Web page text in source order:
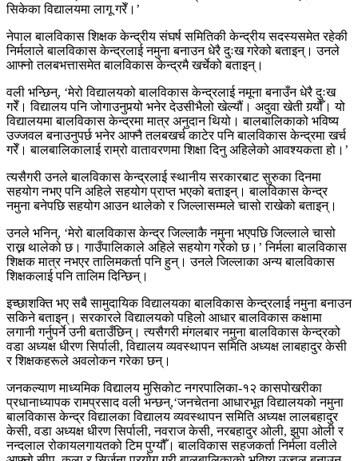
सिकेका विद्यालयमा लागू गरेँ।’
नेपाल बालविकास शिक्षक केन्द्रीय संघर्ष समितिकी केन्द्रीय सदस्यसमेत रहेकी
निर्मलाले बालविकास केन्द्रलाई नमुना बनाउन धेरै दुःख गरेको बताइन्। उनले
आफ्नो तलबभत्तासमेत बालविकास केन्द्रमै खर्चेको बताइन्।
वली भन्छिन्, ‘मेरो विद्यालयको बालविकास केन्द्रलाई नमूना बनाउँन धेरै दुःख
गरेँ। विद्यालय पनि जोगाउनुपर्‍यो भनेर देउसीभैलो खेल्यौं। अदुवा खेती गर्‍यौँ। यो
विद्यालयमा बालविकास केन्द्रमा मात्र अनुदान थियो। बालबालिकाको भविष्य
उज्जवल बनाउनुपर्छ भनेर आफ्नै तलबखर्च काटेर पनि बालविकास केन्द्रमा खर्च
गरेँ। बालबालिकालाई राम्रो वातावरणमा शिक्षा दिनु अहिलेको आवश्यकता हो।’
त्यसैगरी उनले बालविकास केन्द्रलाई स्थानीय सरकारबाट सुरुका दिनमा
सहयोग नभए पनि अहिले सहयोग प्राप्त भएको बताइन्। बालविकास केन्द्र
नमुना बनेपछि सहयोग आउन थालेको र जिल्लासम्मले चासो राखेको बताइन्।
उनले भनिन्, ‘मेरो बालविकास केन्द्र जिल्लाकै नमुना भएपछि जिल्लाले चासो
राख्न थालेको छ। गाउँपालिकाले अहिले सहयोग गरेको छ।’ निर्मला बालविकास
शिक्षक मात्र नभएर तालिमकर्ता पनि हुन्। उनले जिल्लाका अन्य बालविकास
शिक्षकलाई पनि तालिम दिन्छिन्।
इच्छाशक्ति भए सबै सामुदायिक विद्यालयका बालविकास केन्द्रलाई नमुना बनाउन
सकिने बताइन्। सरकारले विद्यालयको पहिलो आधार बालविकास कक्षामा
लगानी गर्नुपर्ने उनी बताउँछिन्। त्यसैगरी मंगलबार नमुना बालविकास केन्द्रको
वडा अध्यक्ष धीरण सिर्पाली, विद्यालय व्यवस्थापन समिति अध्यक्ष लाबहादुर केसी
र शिक्षकहरूले अवलोकन गरेका छन्।
जनकल्याण माध्यमिक विद्यालय मुसिकोट नगरपालिका-१२ कासपोखरीका
प्रधानाध्यापक रामप्रसाद वली भन्छन्,‘जनचेतना आधारभूत विद्यालयको नमुना
बालविकास केन्द्र विद्यालका विद्यालय व्यवस्थापन समिति अध्यक्ष लालबहादुर
केसी, वडा अध्यक्ष धीरण सिर्पाली, नवराज केसी, नरबहादुर ओली, झुपा ओली र
नन्दलाल रोकायलगायतको टिम पुग्यौँ। बालविकास सहजकर्ता निर्मला वलीले